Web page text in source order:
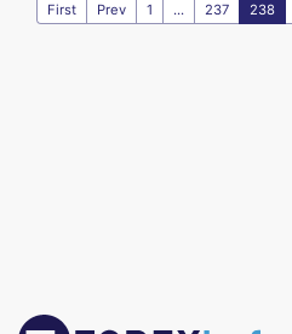
First Prev 1 ... 237 238